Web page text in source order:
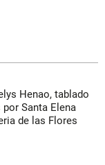
Henao, tablado
Santa Elena
de las Flores